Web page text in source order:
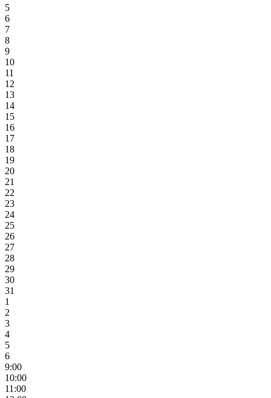
5
6
7
8
9
10
11
12
13
14
15
16
17
18
19
20
21
22
23
24
25
26
27
28
29
30
31
1
2
3
4
5
6
9:00
10:00
11:00